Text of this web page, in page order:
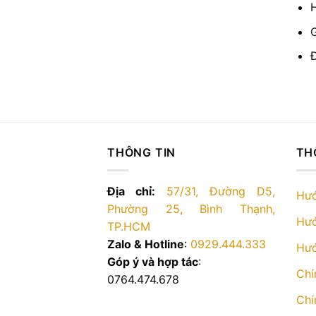
THÔNG TIN
Địa chỉ:
57/31, Đường D5,
Phường 25, Bình Thạnh,
TP.HCM
Zalo & Hotline: 0929.444.333
Góp ý và hợp tác:
0764.474.678